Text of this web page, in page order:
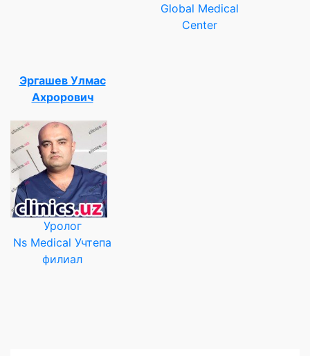
Global Medical
Center
Эргашев Улмас
Ахрорович
Уролог
Ns Medical Учтепа
филиал